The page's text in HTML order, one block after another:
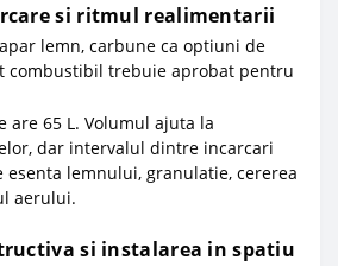
si ritmul realimentarii
lemn, carbune ca optiuni de
combustibil trebuie aprobat pentru
are 65 L. Volumul ajuta la
dar intervalul dintre incarcari
lemnului, granulatie, cererea
aerului.
si instalarea in spatiu